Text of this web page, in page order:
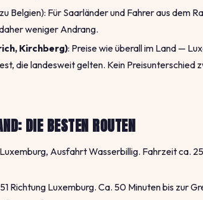
Belgien): Für Saarländer und Fahrer aus dem
weniger Andrang.
Kirchberg): Preise wie überall im Land —
die landesweit gelten. Kein Preisunterschied
DIE BESTEN ROUTEN
Ausfahrt Wasserbillig. Fahrzeit ca.
Richtung Luxemburg. Ca. 50 Minuten bis zur